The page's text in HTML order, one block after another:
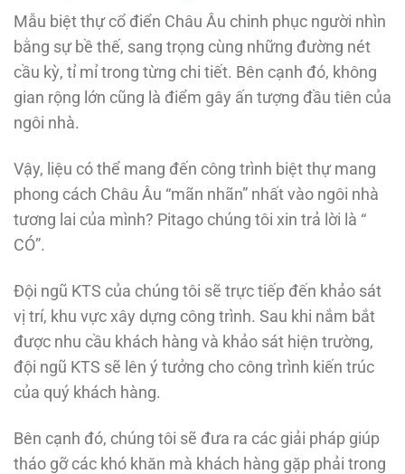
Mẫu biệt thự cổ điển Châu Âu chinh phục người nhìn
bằng sự bề thế, sang trọng cùng những đường nét
cầu kỳ, tỉ mỉ trong từng chi tiết. Bên cạnh đó, không
gian rộng lớn cũng là điểm gây ấn tượng đầu tiên của
ngôi nhà.
Vậy, liệu có thể mang đến công trình biệt thự mang
phong cách Châu Âu “mãn nhãn” nhất vào ngôi nhà
tương lai của mình? Pitago chúng tôi xin trả lời là “
CÓ”.
Đội ngũ KTS của chúng tôi sẽ trực tiếp đến khảo sát
vị trí, khu vực xây dựng công trình. Sau khi nắm bắt
được nhu cầu khách hàng và khảo sát hiện trường,
đội ngũ KTS sẽ lên ý tưởng cho công trình kiến trúc
của quý khách hàng.
Bên cạnh đó, chúng tôi sẽ đưa ra các giải pháp giúp
tháo gỡ các khó khăn mà khách hàng gặp phải trong